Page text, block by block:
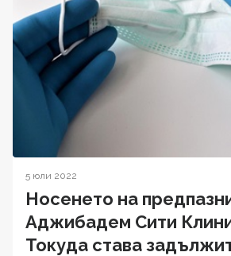
5 юли 2022
Носенето на
Аджибадем Сити
Токуда става